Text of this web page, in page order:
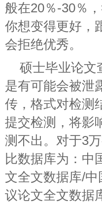
般在20％-30％
你想变得更好，
会拒绝优秀。
硕士毕业论文
是有可能会被泄
传，格式对检测
提交检测，将影
测不出。对于3
比数据库为：中
文全文数据库/
议论文全文数据